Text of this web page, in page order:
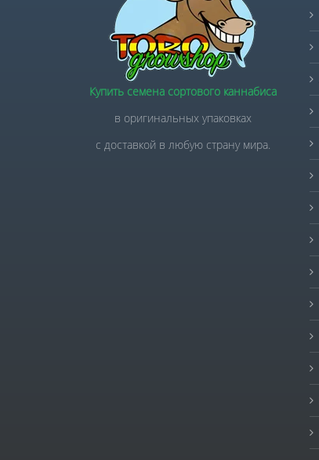
Купить семена сортового каннабиса
в оригинальных упаковках
с доставкой в любую страну мира.